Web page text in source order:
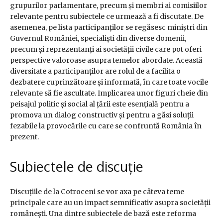
grupurilor parlamentare, precum și membri ai comisiilor
relevante pentru subiectele ce urmează a fi discutate. De
asemenea, pe lista participanților se regăsesc miniștri din
Guvernul României, specialiști din diverse domenii,
precum și reprezentanți ai societății civile care pot oferi
perspective valoroase asupra temelor abordate. Această
diversitate a participanților are rolul de a facilita o
dezbatere cuprinzătoare și informată, în care toate vocile
relevante să fie ascultate. Implicarea unor figuri cheie din
peisajul politic și social al țării este esențială pentru a
promova un dialog constructiv și pentru a găsi soluții
fezabile la provocările cu care se confruntă România în
prezent.
Subiectele de discuție
Discuțiile de la Cotroceni se vor axa pe câteva teme
principale care au un impact semnificativ asupra societății
românești. Una dintre subiectele de bază este reforma